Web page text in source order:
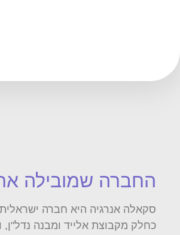
החברה שמובילה
סקאלה אנרגיה היא חברה
כחלק מקבוצת אלייד ומבנה